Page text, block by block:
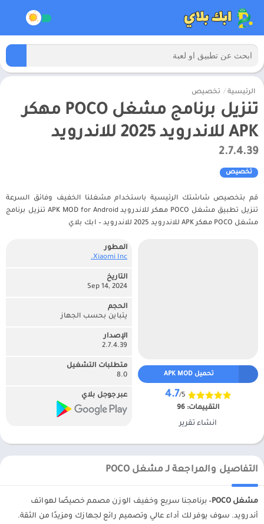
الرئيسية / تخصيص
تنزيل برنامج مشغل POCO مهكر
APK للاندرويد 2025 للاندرويد
2.7.4.39
تخصيص
قم بتخصيص شاشتك الرئيسية باستخدام مشغلنا الخفيف وفائق السرعة
تنزيل تطبيق مشغل POCO مهكر للاندرويد APK MOD for Android تنزيل برنامج
مشغل POCO مهكر APK للاندرويد 2025 للاندرويد – ابك بلاي
تحميل APK MOD
4.7/5
التقييمات: 96
انشاء تقرير
المطور
Xiaomi Inc.‏
التاريخ
Sep 14, 2024
الحجم
يتباين بحسب الجهاز
الإصدار
2.7.4.39
متطلبات التشغيل
8.0
عبر جوجل بلاي
التفاصيل والمراجعة لـ مشغل POCO
مشغل POCO
– برنامجنا سريع وخفيف الوزن مصمم خصيصًا لهواتف
أندرويد. سوف يوفر لك أداء عالي وتصميم رائع لجهازك ومزيدًا من الثقة.